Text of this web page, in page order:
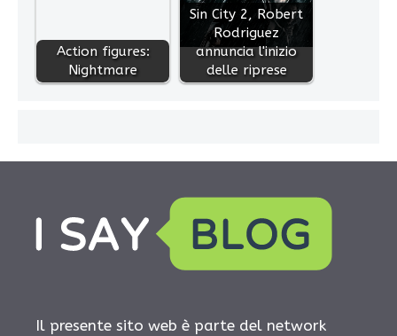
Action figures:
Nightmare
Sin City 2, Robert
Rodriguez
annuncia l'inizio
delle riprese
Il presente sito web è parte del network